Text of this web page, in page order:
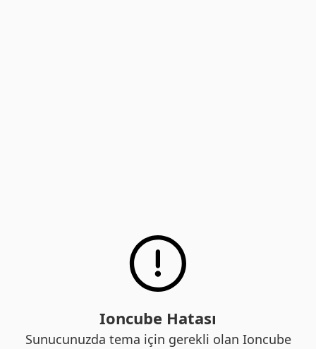
Ioncube Hatası
Sunucunuzda tema için gerekli olan Ioncube